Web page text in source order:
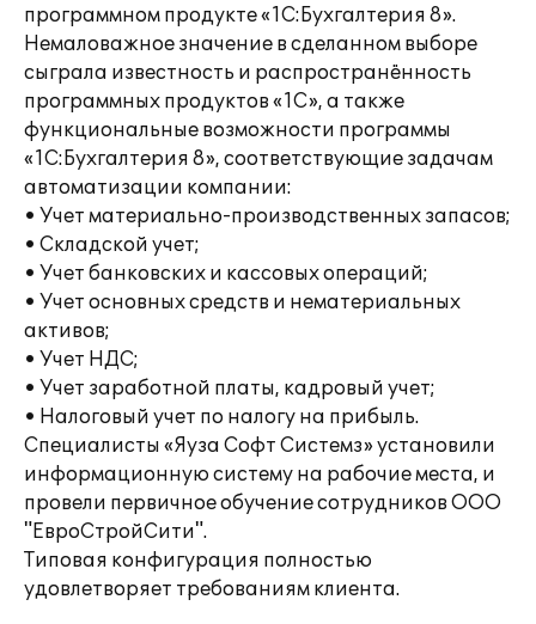
программном продукте «1С:Бухгалтерия 8».
Немаловажное значение в сделанном выборе
сыграла известность и распространённость
программных продуктов «1С», а также
функциональные возможности программы
«1С:Бухгалтерия 8», соответствующие задачам
автоматизации компании:
• Учет материально-производственных запасов;
• Складской учет;
• Учет банковских и кассовых операций;
• Учет основных средств и нематериальных
активов;
• Учет НДС;
• Учет заработной платы, кадровый учет;
• Налоговый учет по налогу на прибыль.
Специалисты «Яуза Софт Системз» установили
информационную систему на рабочие места, и
провели первичное обучение сотрудников ООО
"ЕвроСтройСити".
Типовая конфигурация полностью
удовлетворяет требованиям клиента.